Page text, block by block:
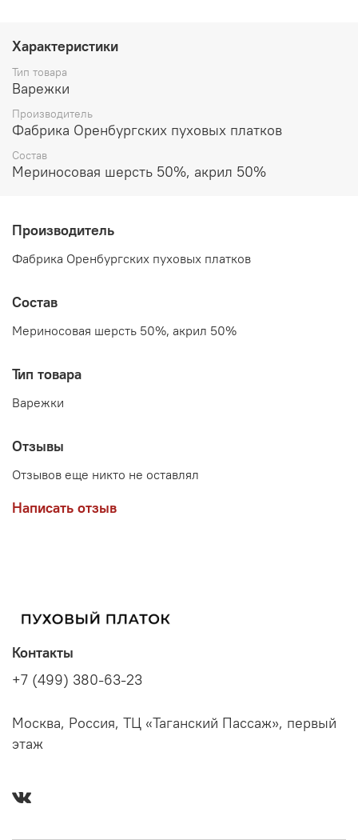
Характеристики
Тип товара
Варежки
Производитель
Фабрика Оренбургских пуховых платков
Состав
Мериносовая шерсть 50%, акрил 50%
Производитель
Фабрика Оренбургских пуховых платков
Состав
Мериносовая шерсть 50%, акрил 50%
Тип товара
Варежки
Отзывы
Отзывов еще никто не оставлял
Написать отзыв
Контакты
+7 (499) 380-63-23
Москва, Россия, ТЦ «Таганский Пассаж», первый
этаж